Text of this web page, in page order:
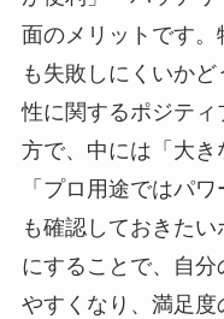
面のメリットです
も失敗しにくいか
性に関するポジテ
方で、中には「大き
「プロ用途ではパ
も確認しておきた
にすることで、自
やすくなり、満足度